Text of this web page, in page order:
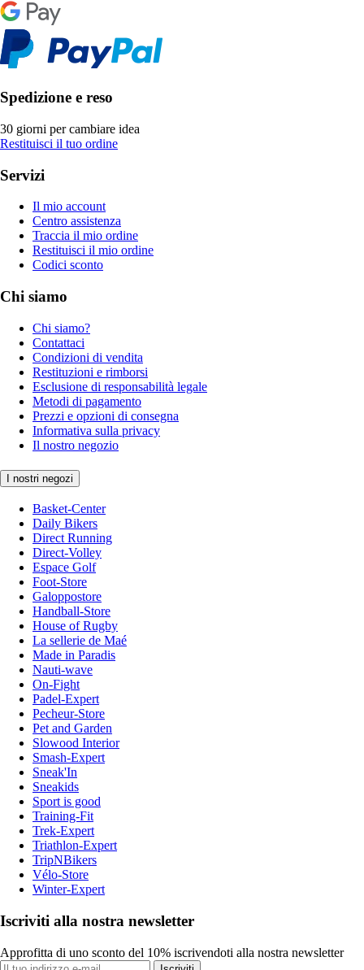
Spedizione e reso
30 giorni per cambiare idea
Restituisci il tuo ordine
Servizi
Il mio account
Centro assistenza
Traccia il mio ordine
Restituisci il mio ordine
Codici sconto
Chi siamo
Chi siamo?
Contattaci
Condizioni di vendita
Restituzioni e rimborsi
Esclusione di responsabilità legale
Metodi di pagamento
Prezzi e opzioni di consegna
Informativa sulla privacy
Il nostro negozio
I nostri negozi
Basket-Center
Daily Bikers
Direct Running
Direct-Volley
Espace Golf
Foot-Store
Galoppostore
Handball-Store
House of Rugby
La sellerie de Maé
Made in Paradis
Nauti-wave
On-Fight
Padel-Expert
Pecheur-Store
Pet and Garden
Slowood Interior
Smash-Expert
Sneak'In
Sneakids
Sport is good
Training-Fit
Trek-Expert
Triathlon-Expert
TripNBikers
Vélo-Store
Winter-Expert
Iscriviti alla nostra newsletter
Approfitta di uno sconto del 10% iscrivendoti alla nostra newsletter